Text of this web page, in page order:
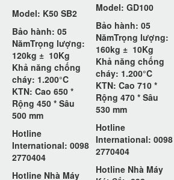
Model: K50 SB2
Bảo hành: 05
NămTrọng lượng:
120kg ± 10Kg
Khả năng chống
cháy: 1.200°C
KTN: Cao 650 *
Rộng 450 * Sâu
500 mm
Hotline
International: 0098
2770404
Hotline Nhà Máy
Model: GD100
Bảo hành: 05
NămTrọng lượng:
160kg ± 10Kg
Khả năng chống
cháy: 1.200°C
KTN: Cao 710 *
Rộng 470 * Sâu
530 mm
Hotline
International: 0098
2770404
Hotline Nhà Máy